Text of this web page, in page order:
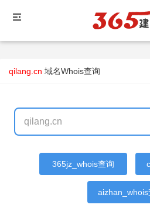
qilang.cn 域名Whois查询
365jz_whois查询
aizhan_whois